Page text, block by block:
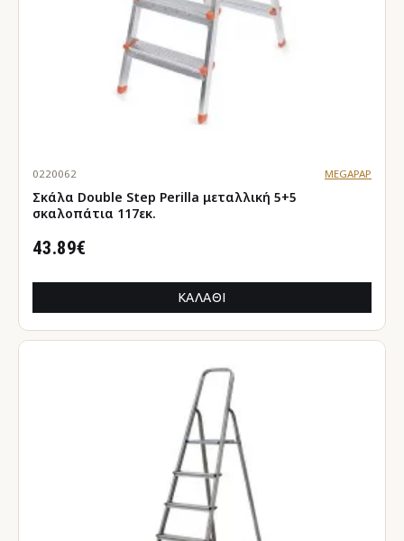
0220062 MEGAPAP
Σκάλα Double Step Perilla μεταλλική 5+5
σκαλοπάτια 117εκ.
43.89€
ΚΑΛΆΘΙ